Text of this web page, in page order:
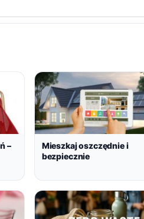
–
Mieszkaj oszczędnie i
bezpiecznie